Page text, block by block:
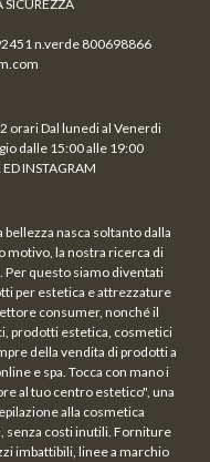
n.verde 800698866
orari Dal lunedi al Venerdi
dalle 15:00 alle 19:00
INSTAGRAM
nasca soltanto dalla
motivo, la nostra ricerca di
Per questo siamo diventati
per estetica e attrezzature
consumer, nonché il
prodotti estetica, cosmetici
della vendita di prodotti a
e spa. Tocca con mano i
al tuo centro estetico", una
alla cosmetica
senza costi inutili. Forniture
imbattibili, linee a marchio